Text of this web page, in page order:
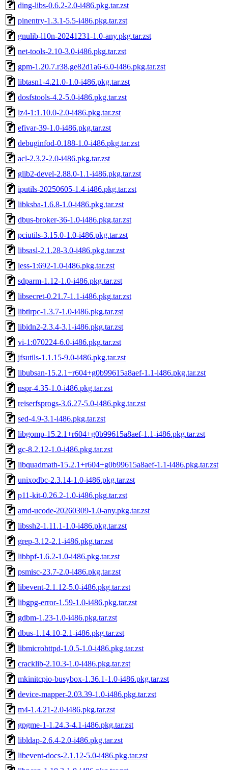
ding-libs-0.6.2-2.0-i486.pkg.tar.zst
pinentry-1.3.1-5.5-i486.pkg.tar.zst
gnulib-l10n-20241231-1.0-any.pkg.tar.zst
net-tools-2.10-3.0-i486.pkg.tar.zst
gpm-1.20.7.r38.ge82d1a6-6.0-i486.pkg.tar.zst
libtasn1-4.21.0-1.0-i486.pkg.tar.zst
dosfstools-4.2-5.0-i486.pkg.tar.zst
lz4-1:1.10.0-2.0-i486.pkg.tar.zst
efivar-39-1.0-i486.pkg.tar.zst
debuginfod-0.188-1.0-i486.pkg.tar.zst
acl-2.3.2-2.0-i486.pkg.tar.zst
glib2-devel-2.88.0-1.1-i486.pkg.tar.zst
iputils-20250605-1.4-i486.pkg.tar.zst
libksba-1.6.8-1.0-i486.pkg.tar.zst
dbus-broker-36-1.0-i486.pkg.tar.zst
pciutils-3.15.0-1.0-i486.pkg.tar.zst
libsasl-2.1.28-3.0-i486.pkg.tar.zst
less-1:692-1.0-i486.pkg.tar.zst
sdparm-1.12-1.0-i486.pkg.tar.zst
libsecret-0.21.7-1.1-i486.pkg.tar.zst
libtirpc-1.3.7-1.0-i486.pkg.tar.zst
libidn2-2.3.4-3.1-i486.pkg.tar.zst
vi-1:070224-6.0-i486.pkg.tar.zst
jfsutils-1.1.15-9.0-i486.pkg.tar.zst
libubsan-15.2.1+r604+g0b99615a8aef-1.1-i486.pkg.tar.zst
nspr-4.35-1.0-i486.pkg.tar.zst
reiserfsprogs-3.6.27-5.0-i486.pkg.tar.zst
sed-4.9-3.1-i486.pkg.tar.zst
libgomp-15.2.1+r604+g0b99615a8aef-1.1-i486.pkg.tar.zst
gc-8.2.12-1.0-i486.pkg.tar.zst
libquadmath-15.2.1+r604+g0b99615a8aef-1.1-i486.pkg.tar.zst
unixodbc-2.3.14-1.0-i486.pkg.tar.zst
p11-kit-0.26.2-1.0-i486.pkg.tar.zst
amd-ucode-20260309-1.0-any.pkg.tar.zst
libssh2-1.11.1-1.0-i486.pkg.tar.zst
grep-3.12-2.1-i486.pkg.tar.zst
libbpf-1.6.2-1.0-i486.pkg.tar.zst
psmisc-23.7-2.0-i486.pkg.tar.zst
libevent-2.1.12-5.0-i486.pkg.tar.zst
libgpg-error-1.59-1.0-i486.pkg.tar.zst
gdbm-1.23-1.0-i486.pkg.tar.zst
dbus-1.14.10-2.1-i486.pkg.tar.zst
libmicrohttpd-1.0.5-1.0-i486.pkg.tar.zst
cracklib-2.10.3-1.0-i486.pkg.tar.zst
mkinitcpio-busybox-1.36.1-1.0-i486.pkg.tar.zst
device-mapper-2.03.39-1.0-i486.pkg.tar.zst
m4-1.4.21-2.0-i486.pkg.tar.zst
gpgme-1-1.24.3-4.1-i486.pkg.tar.zst
libldap-2.6.4-2.0-i486.pkg.tar.zst
libevent-docs-2.1.12-5.0-i486.pkg.tar.zst